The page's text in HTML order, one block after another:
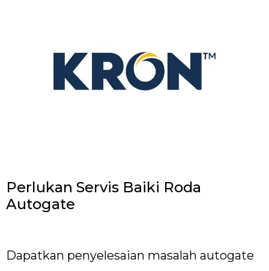
Perlukan Servis Baiki Roda
Autogate
Dapatkan penyelesaian masalah autogate